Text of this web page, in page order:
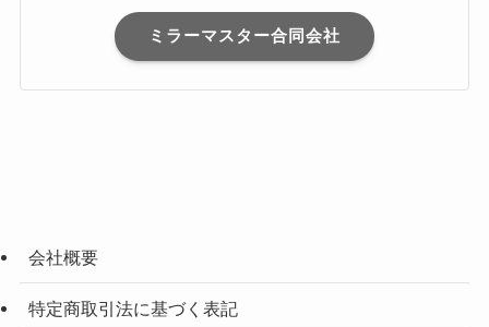
ミラーマスター合同会社
会社概要
特定商取引法に基づく表記